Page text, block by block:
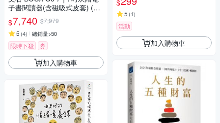
子書閱讀器(含磁吸式皮套) (象
牙白)【皮套組】
$7,740 $7,979
5 (4) 總銷量>50
限時下殺 券
加入購物車
$
5 (1)
活動
加入購物車